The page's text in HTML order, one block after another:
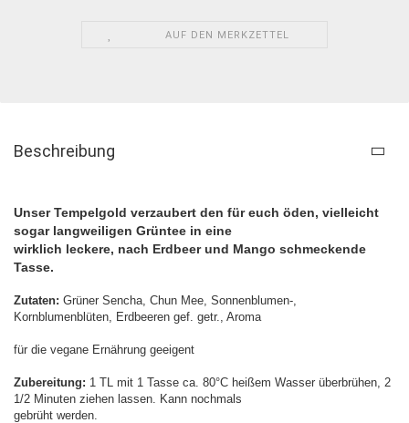
AUF DEN MERKZETTEL
Beschreibung
Unser Tempelgold verzaubert den für euch öden, vielleicht
sogar langweiligen Grüntee in eine
wirklich leckere, nach Erdbeer und Mango schmeckende
Tasse.
Zutaten: Grüner Sencha, Chun Mee, Sonnenblumen-,
Kornblumenblüten, Erdbeeren gef. getr., Aroma
für die vegane Ernährung geeigent
Zubereitung: 1 TL mit 1 Tasse ca. 80°C heißem Wasser überbrühen, 2
1/2 Minuten ziehen lassen. Kann nochmals
gebrüht werden.